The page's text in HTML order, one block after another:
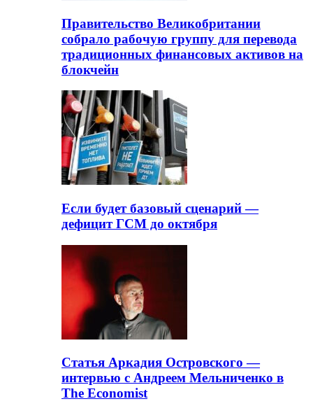
Правительство Великобритании
собрало рабочую группу для перевода
традиционных финансовых активов на
блокчейн
Если будет базовый сценарий —
дефицит ГСМ до октября
Статья Аркадия Островского —
интервью с Андреем Мельниченко в
The Economist